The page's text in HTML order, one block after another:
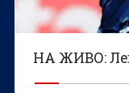
НА ЖИВО: